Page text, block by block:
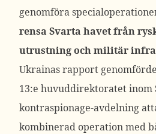
genomföra
rensa Svarta havet från
utrustning och militär
Ukrainas rapport
13:e huvuddirektoratet inom
kontraspionage-avdelning
kombinerad operation med